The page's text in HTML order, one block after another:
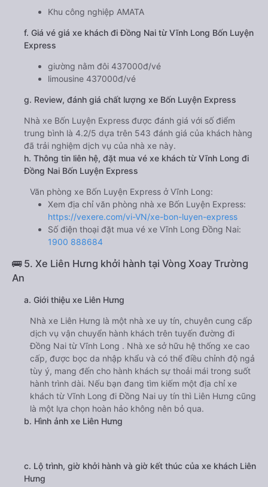
Khu công nghiệp AMATA
f. Giá vé giá xe khách đi Đồng Nai từ Vĩnh Long Bốn Luyện
Express
giường nằm đôi 437000đ/vé
limousine 437000đ/vé
g. Review, đánh giá chất lượng xe Bốn Luyện Express
Nhà xe Bốn Luyện Express được đánh giá với số điểm
trung bình là 4.2/5 dựa trên 543 đánh giá của khách hàng
đã trải nghiệm dịch vụ của nhà xe này.
h. Thông tin liên hệ, đặt mua vé xe khách từ Vĩnh Long đi
Đồng Nai Bốn Luyện Express
Văn phòng xe Bốn Luyện Express ở Vĩnh Long:
Xem địa chỉ văn phòng nhà xe Bốn Luyện Express:
https://vexere.com/vi-VN/xe-bon-luyen-express
Số điện thoại đặt mua vé xe Vĩnh Long Đồng Nai:
1900 888684
🚌 5. Xe Liên Hưng khởi hành tại Vòng Xoay Trường
An
a. Giới thiệu xe Liên Hưng
Nhà xe Liên Hưng là một nhà xe uy tín, chuyên cung cấp
dịch vụ vận chuyển hành khách trên tuyến đường đi
Đồng Nai từ Vĩnh Long . Nhà xe sở hữu hệ thống xe cao
cấp, được bọc da nhập khẩu và có thể điều chỉnh độ ngả
tùy ý, mang đến cho hành khách sự thoải mái trong suốt
hành trình dài. Nếu bạn đang tìm kiếm một địa chỉ xe
khách từ Vĩnh Long đi Đồng Nai uy tín thì Liên Hưng cũng
là một lựa chọn hoàn hảo không nên bỏ qua.
b. Hình ảnh xe Liên Hưng
c. Lộ trình, giờ khởi hành và giờ kết thúc của xe khách Liên
Hưng